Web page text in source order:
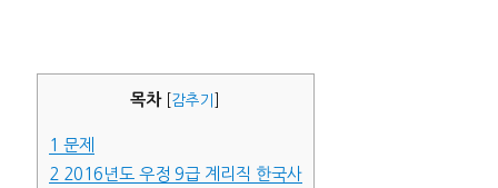
목차 감추기
1 문제
2 2016년도 우정 9급 계리직 한국사